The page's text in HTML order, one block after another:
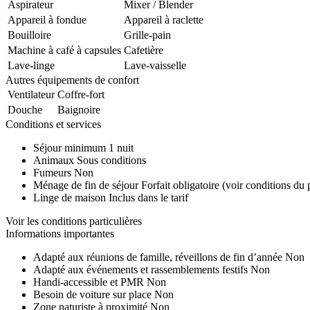
Aspirateur
Mixer / Blender
Appareil à fondue
Appareil à raclette
Bouilloire
Grille-pain
Machine à café à capsules Cafetière
Lave-linge
Lave-vaisselle
Autres équipements de confort
Ventilateur Coffre-fort
Douche
Baignoire
Conditions et services
Séjour minimum 1 nuit
Animaux Sous conditions
Fumeurs Non
Ménage de fin de séjour Forfait obligatoire (voir conditions du
Linge de maison Inclus dans le tarif
Voir les conditions particulières
Informations importantes
Adapté aux réunions de famille, réveillons de fin d’année Non
Adapté aux événements et rassemblements festifs Non
Handi-accessible et PMR Non
Besoin de voiture sur place Non
Zone naturiste à proximité Non